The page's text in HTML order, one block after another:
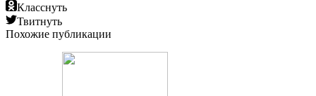
Класснуть
Твитнуть
Похожие публикации